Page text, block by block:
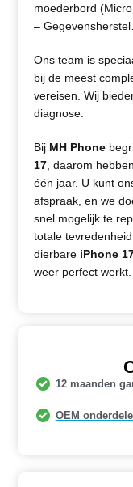
moederbord (Micro
–
Ons team is
bij de meest
vereisen. Wij
diagnose.
Bij MH Phone
17 , daarom
één jaar. U kunt
afspraak, en we
snel mogelijk te
totale
dierbare iPhone
weer perfect werkt.
12 maanden
OEM